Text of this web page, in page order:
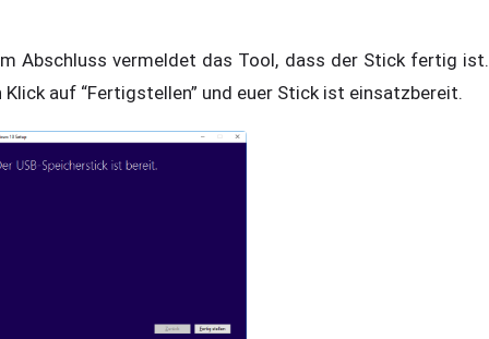
Abschluss vermeldet das Tool, dass der Stick fertig ist.
Klick auf “Fertigstellen” und euer Stick ist einsatzbereit.